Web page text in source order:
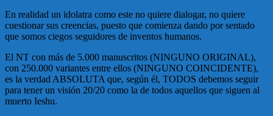
En realidad un idolatra como este no quiere dialogar, no quiere
cuestionar sus creencias, puesto que comienza dando por sentado
que somos ciegos seguidores de inventos humanos.
El NT con más de 5.000 manuscritos (NINGUNO ORIGINAL),
con 250.000 variantes entre ellos (NINGUNO COINCIDENTE),
es la verdad ABSOLUTA que, según él, TODOS debemos seguir
para tener un visión 20/20 como la de todos aquellos que siguen al
muerto Ieshu.